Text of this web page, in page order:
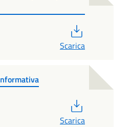
Scarica
Scarica